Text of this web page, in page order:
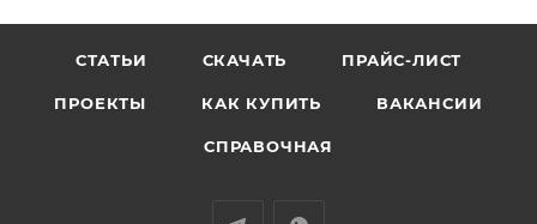
СТАТЬИ СКАЧАТЬ ПРАЙС-ЛИСТ
ПРОЕКТЫ КАК КУПИТЬ ВАКАНСИИ
СПРАВОЧНАЯ